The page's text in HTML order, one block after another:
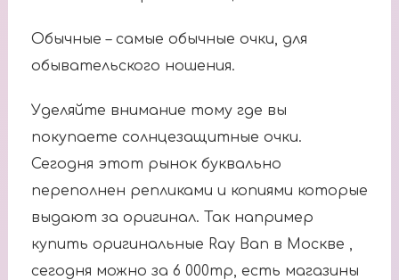
Обычные – самые обычные очки, для
обывательского ношения.
Уделяйте внимание тому где вы
покупаете солнцезащитные очки.
Сегодня этот рынок буквально
переполнен репликами и копиями которые
выдают за оригинал. Так например
купить оригинальные Ray Ban в Москве ,
сегодня можно за 6 000тр, есть магазины